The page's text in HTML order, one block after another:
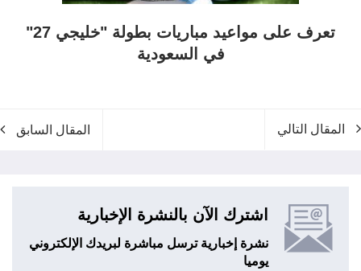
تعرف على مواعيد مباريات بطولة "خليجي 27"
في السعودية
المقال التالي المقال السابق
اشترك الآن بالنشرة الإخبارية
نشرة إخبارية ترسل مباشرة لبريدك الإلكتروني
يوميا